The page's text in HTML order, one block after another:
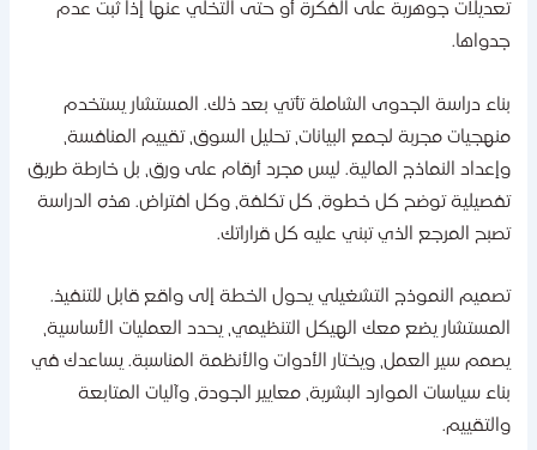
جوهرية على الفكرة أو حتى التخلي عنها إذا ثبت عدم
دراسة الجدوى الشاملة تأتي بعد ذلك. المستشار يستخدم
مجربة لجمع البيانات، تحليل السوق، تقييم المنافسة،
النماذج المالية. ليس مجرد أرقام على ورق، بل خارطة طريق
توضح كل خطوة، كل تكلفة، وكل افتراض. هذه الدراسة
المرجع الذي تبني عليه كل قراراتك.
النموذج التشغيلي يحول الخطة إلى واقع قابل للتنفيذ.
يضع معك الهيكل التنظيمي، يحدد العمليات الأساسية،
سير العمل، ويختار الأدوات والأنظمة المناسبة. يساعدك في
سياسات الموارد البشرية، معايير الجودة، وآليات المتابعة